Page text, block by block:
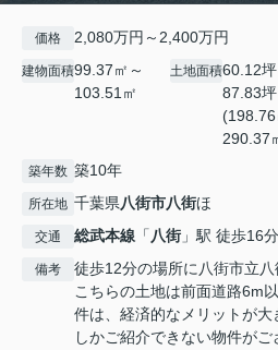
価格 2,080万円～2,400万円
建物面積99.37㎡～
103.51㎡
土地面積60.12坪
87.83坪
(198.76
290.37
築年数 築10年
所在地 千葉県八街市八街ほ
交通 総武本線 「八街」駅 徒歩16分
備考
徒歩12分の場所に八街市立八
こちらの土地は前面道路6m
件は、経済的なメリットが
しかご紹介できない物件が